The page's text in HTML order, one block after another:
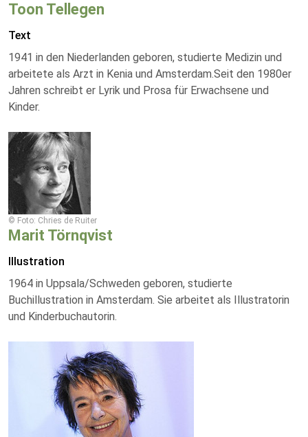
Toon Tellegen
Text
1941 in den Niederlanden geboren, studierte Medizin und
arbeitete als Arzt in Kenia und Amsterdam.Seit den 1980er
Jahren schreibt er Lyrik und Prosa für Erwachsene und
Kinder.
© Foto: Chries de Ruiter
Marit Törnqvist
Illustration
1964 in Uppsala/Schweden geboren, studierte
Buchillustration in Amsterdam. Sie arbeitet als Illustratorin
und Kinderbuchautorin.